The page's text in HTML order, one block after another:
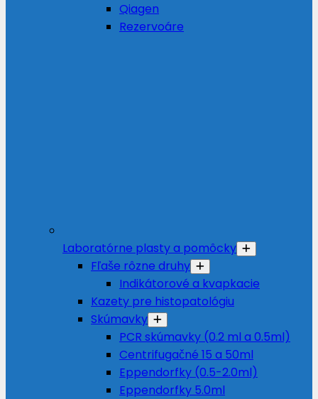
Qiagen
Rezervoáre
Laboratórne plasty a pomôcky
Fľaše rôzne druhy
Indikátorové a kvapkacie
Kazety pre histopatológiu
Skúmavky
PCR skúmavky (0.2 ml a 0.5ml)
Centrifugačné 15 a 50ml
Eppendorfky (0.5-2.0ml)
Eppendorfky 5.0ml